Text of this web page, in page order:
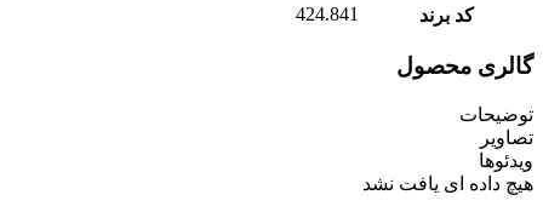
کد برند
424.841
گالری محصول
توضیحات
تصاویر
ویدئوها
هیچ داده ای یافت نشد